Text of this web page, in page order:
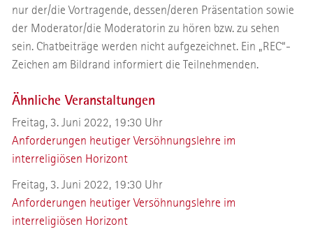
nur der/die Vortragende, dessen/deren Präsentation sowie
der Moderator/die Moderatorin zu hören bzw. zu sehen
sein. Chatbeiträge werden nicht aufgezeichnet. Ein „REC“-
Zeichen am Bildrand informiert die Teilnehmenden.
Ähnliche Veranstaltungen
Freitag, 3. Juni 2022, 19:30 Uhr
Anforderungen heutiger Versöhnungslehre im
interreligiösen Horizont
Freitag, 3. Juni 2022, 19:30 Uhr
Anforderungen heutiger Versöhnungslehre im
interreligiösen Horizont